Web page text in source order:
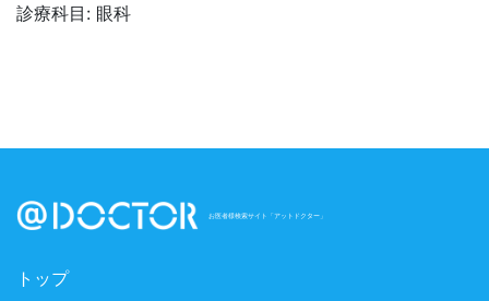
診療科目: 眼科
お医者様検索サイト「アットドクター」
トップ